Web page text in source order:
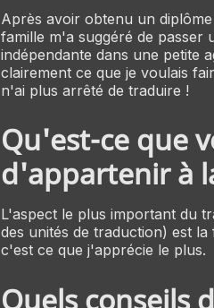
Après avoir obtenu un
famille m'a suggéré de
indépendante dans une petite
clairement ce que je voulais
n'ai plus arrêté de traduire !
Qu'est-ce que
d'appartenir à
L'aspect le plus important du
des unités de traduction) est
c'est ce que j'apprécie le plus.
Quels conseils